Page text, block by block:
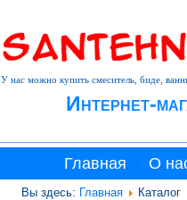
Интернет-
У нас можно купить смеситель, биде,
Главная О
Вы здесь: Главная Каталог